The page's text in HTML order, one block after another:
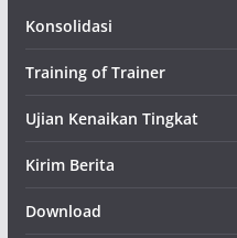
Konsolidasi
Training of Trainer
Ujian Kenaikan Tingkat
Kirim Berita
Download